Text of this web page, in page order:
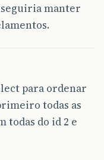
manter
para ordenar
todas as
todas do id 2 e